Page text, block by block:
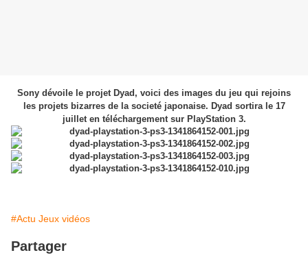
Sony dévoile le projet Dyad, voici des images du jeu qui rejoins
les projets bizarres de la societé japonaise. Dyad sortira le 17
juillet en téléchargement sur PlayStation 3.
#Actu Jeux vidéos
Partager